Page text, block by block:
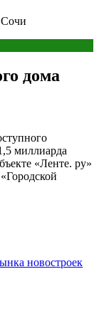
Сочи
дома
миллиарда
«Ленте. ру»
новостроек